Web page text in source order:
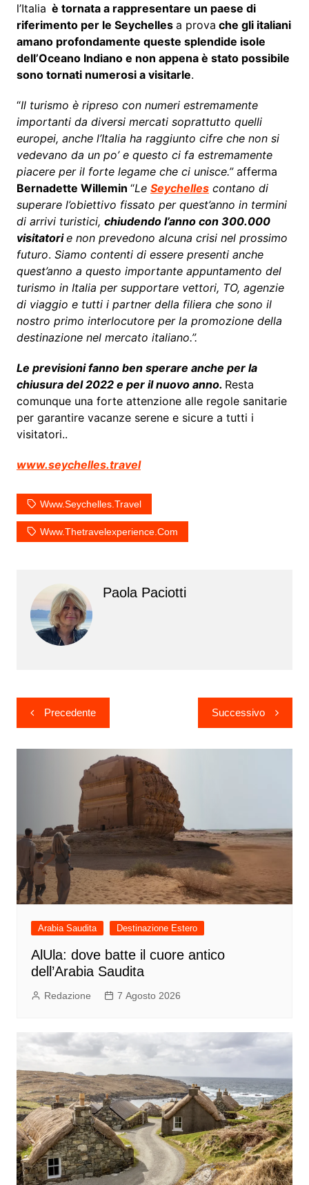
l’Italia è tornata a rappresentare un paese di
riferimento per le Seychelles a prova che gli italiani
amano profondamente queste splendide isole
dell’Oceano Indiano e non appena è stato possibile
sono tornati numerosi a visitarle.
“Il turismo è ripreso con numeri estremamente
importanti da diversi mercati soprattutto quelli
europei, anche l’Italia ha raggiunto cifre che non si
vedevano da un po’ e questo ci fa estremamente
piacere per il forte legame che ci unisce.” afferma
Bernadette Willemin “Le Seychellescontano di
superare l’obiettivo fissato per quest’anno in termini
di arrivi turistici, chiudendo l’anno con 300.000
visitatorie non prevedono alcuna crisi nel prossimo
futuro. Siamo contenti di essere presenti anche
quest’anno a questo importante appuntamento del
turismo in Italia per supportare vettori, TO, agenzie
di viaggio e tutti i partner della filiera che sono il
nostro primo interlocutore per la promozione della
destinazione nel mercato italiano.”.
Le previsioni fanno ben sperare anche per la
chiusura del 2022 e per il nuovo anno. Resta
comunque una forte attenzione alle regole sanitarie
per garantire vacanze serene e sicure a tutti i
visitatori..
www.seychelles.travel
Www.seychelles.travel
Www.thetravelexperience.com
Paola Paciotti
Navigazione
articoli
Precedente Successivo
Arabia Saudita Destinazione Estero
AlUla: dove batte il cuore antico
dell’Arabia Saudita
Redazione 7 Agosto 2026